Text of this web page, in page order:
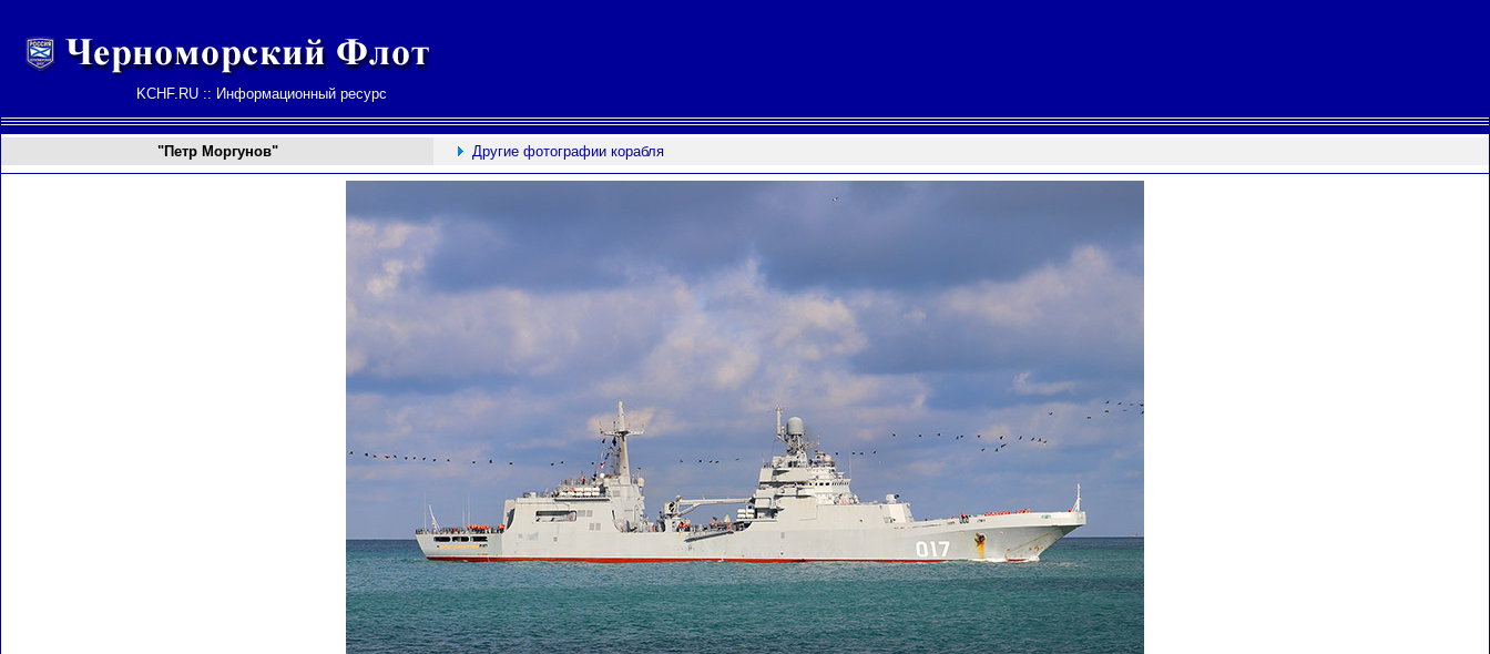
KCHF.RU :: Информационный ресурс
"Петр Моргунов" Другие фотографии корабля